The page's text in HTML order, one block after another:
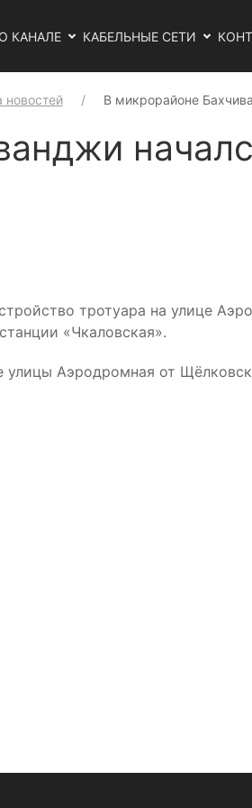
О КАНАЛЕ КАБЕЛЬНЫЕ СЕТИ
новостей В микрорайоне
тротуара на улице
«Чкаловская».
Аэродромная от